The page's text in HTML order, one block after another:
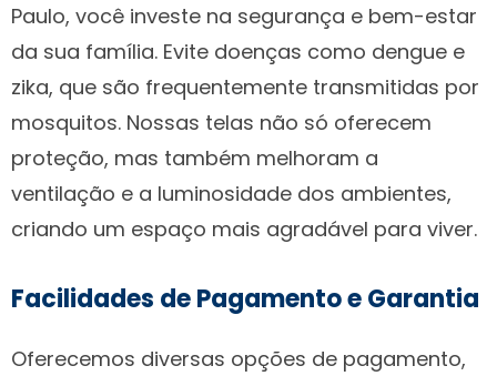
Paulo, você investe na segurança e bem-estar
da sua família. Evite doenças como dengue e
zika, que são frequentemente transmitidas por
mosquitos. Nossas telas não só oferecem
proteção, mas também melhoram a
ventilação e a luminosidade dos ambientes,
criando um espaço mais agradável para viver.
Facilidades de Pagamento e Garantia
Oferecemos diversas opções de pagamento,